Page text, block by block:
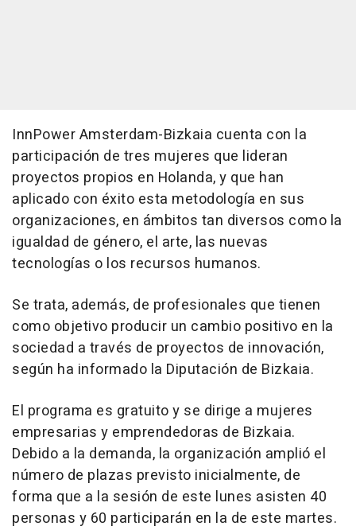
InnPower Amsterdam-Bizkaia cuenta con la
participación de tres mujeres que lideran
proyectos propios en Holanda, y que han
aplicado con éxito esta metodología en sus
organizaciones, en ámbitos tan diversos como la
igualdad de género, el arte, las nuevas
tecnologías o los recursos humanos.
Se trata, además, de profesionales que tienen
como objetivo producir un cambio positivo en la
sociedad a través de proyectos de innovación,
según ha informado la Diputación de Bizkaia.
El programa es gratuito y se dirige a mujeres
empresarias y emprendedoras de Bizkaia.
Debido a la demanda, la organización amplió el
número de plazas previsto inicialmente, de
forma que a la sesión de este lunes asisten 40
personas y 60 participarán en la de este martes.